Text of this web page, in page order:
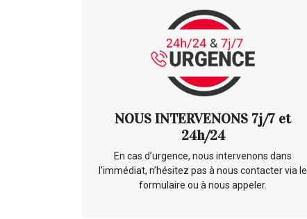
NOUS INTERVENONS 7j/7 et
24h/24
En cas d’urgence, nous intervenons dans
l’immédiat, n’hésitez pas à nous contacter via le
formulaire ou à nous appeler.